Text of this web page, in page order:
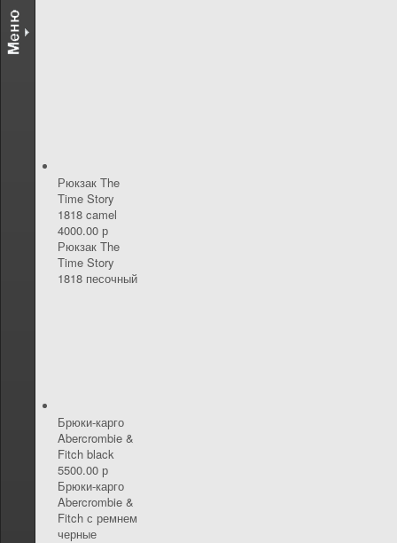
Рюкзак The
Time Story
1818 camel
4000.00 р
Рюкзак The
Time Story
1818 песочный
Брюки-карго
Abercrombie &
Fitch black
5500.00 р
Брюки-карго
Abercrombie &
Fitch с ремнем
черные